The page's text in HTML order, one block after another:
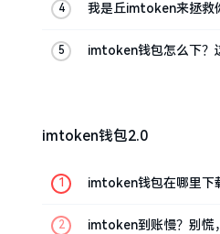
我是丘imtoken来拯救
imtoken钱包怎么下？
imtoken钱包2.0
imtoken钱包在哪里下
imtoken到账慢？别慌